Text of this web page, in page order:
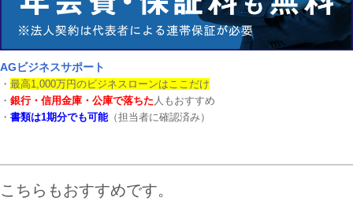
AGビジネスサポート
・ 最高1,000万円のビジネスローンはここだけ
・ 銀行・信用金庫・公庫で落ちた 人もおすすめ
・ 書類は1期分でも可能（担当者に確認済み）
こちらもおすすめです。